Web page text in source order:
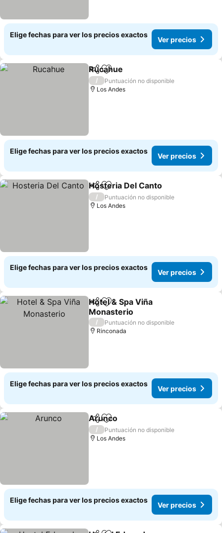
Elige fechas para ver los precios exactos
Ver precios
CompartirAgregar a favoritos
Rucahue
/
Puntuación no disponible
Los Andes
Elige fechas para ver los precios exactos
Ver precios
CompartirAgregar a favoritos
Hosteria Del Canto
/
Puntuación no disponible
Los Andes
Elige fechas para ver los precios exactos
Ver precios
CompartirAgregar a favoritos
Hotel & Spa Viña
Monasterio
/
Puntuación no disponible
Rinconada
Elige fechas para ver los precios exactos
Ver precios
CompartirAgregar a favoritos
Arunco
/
Puntuación no disponible
Los Andes
Elige fechas para ver los precios exactos
Ver precios